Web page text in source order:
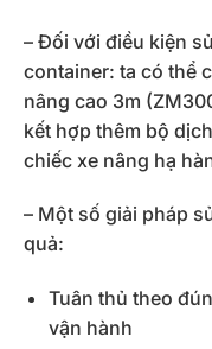
– Đối với điều kiện
container: ta có thể
nâng cao 3m
kết hợp thêm bộ
chiếc xe nâng hạ
– Một số giải pháp
quả:
Tuân thủ theo
vận hành